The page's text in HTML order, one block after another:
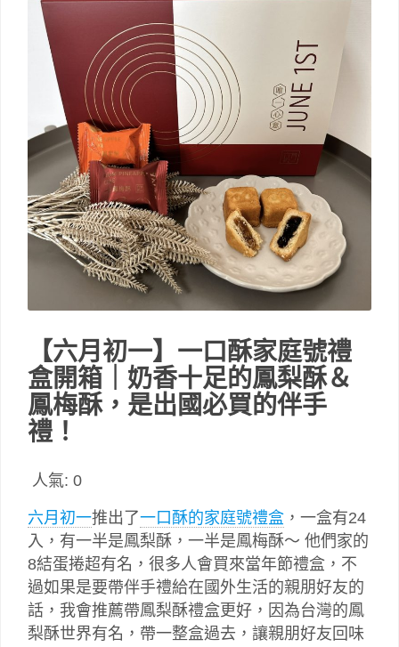
【六月初一】一口酥家庭號禮
盒開箱｜奶香十足的鳳梨酥＆
鳳梅酥，是出國必買的伴手
禮！
人氣: 0
六月初一推出了一口酥的家庭號禮盒 ，一盒有24
入，有一半是鳳梨酥，一半是鳳梅酥～ 他們家的
8結蛋捲超有名，很多人會買來當年節禮盒，不
過如果是要帶伴手禮給在國外生活的親朋好友的
話，我會推薦帶鳳梨酥禮盒更好，因為台灣的鳳
梨酥世界有名，帶一整盒過去，讓親朋好友回味